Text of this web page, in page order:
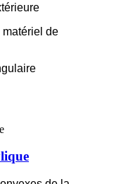
matériel de